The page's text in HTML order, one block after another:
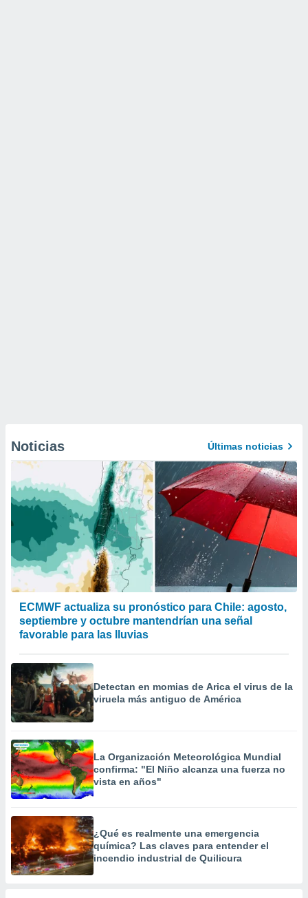
Noticias Últimas noticias
ECMWF actualiza su pronóstico para Chile: agosto,
septiembre y octubre mantendrían una señal
favorable para las lluvias
Detectan en momias de Arica el virus de la
viruela más antiguo de América
La Organización Meteorológica Mundial
confirma: "El Niño alcanza una fuerza no
vista en años"
¿Qué es realmente una emergencia
química? Las claves para entender el
incendio industrial de Quilicura